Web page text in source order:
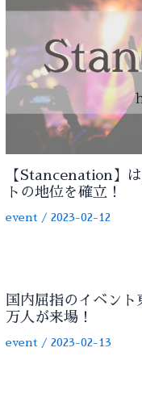
【Stancenation】
トの地位を確立！
event / 2023-02-12
国内屈指のイベン
万人が来場！
event / 2023-02-13